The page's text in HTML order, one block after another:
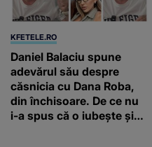
KFETELE.RO
Daniel Balaciu spune
adevărul său despre
căsnicia cu Dana Roba,
din închisoare. De ce nu
i-a spus că o iubește și